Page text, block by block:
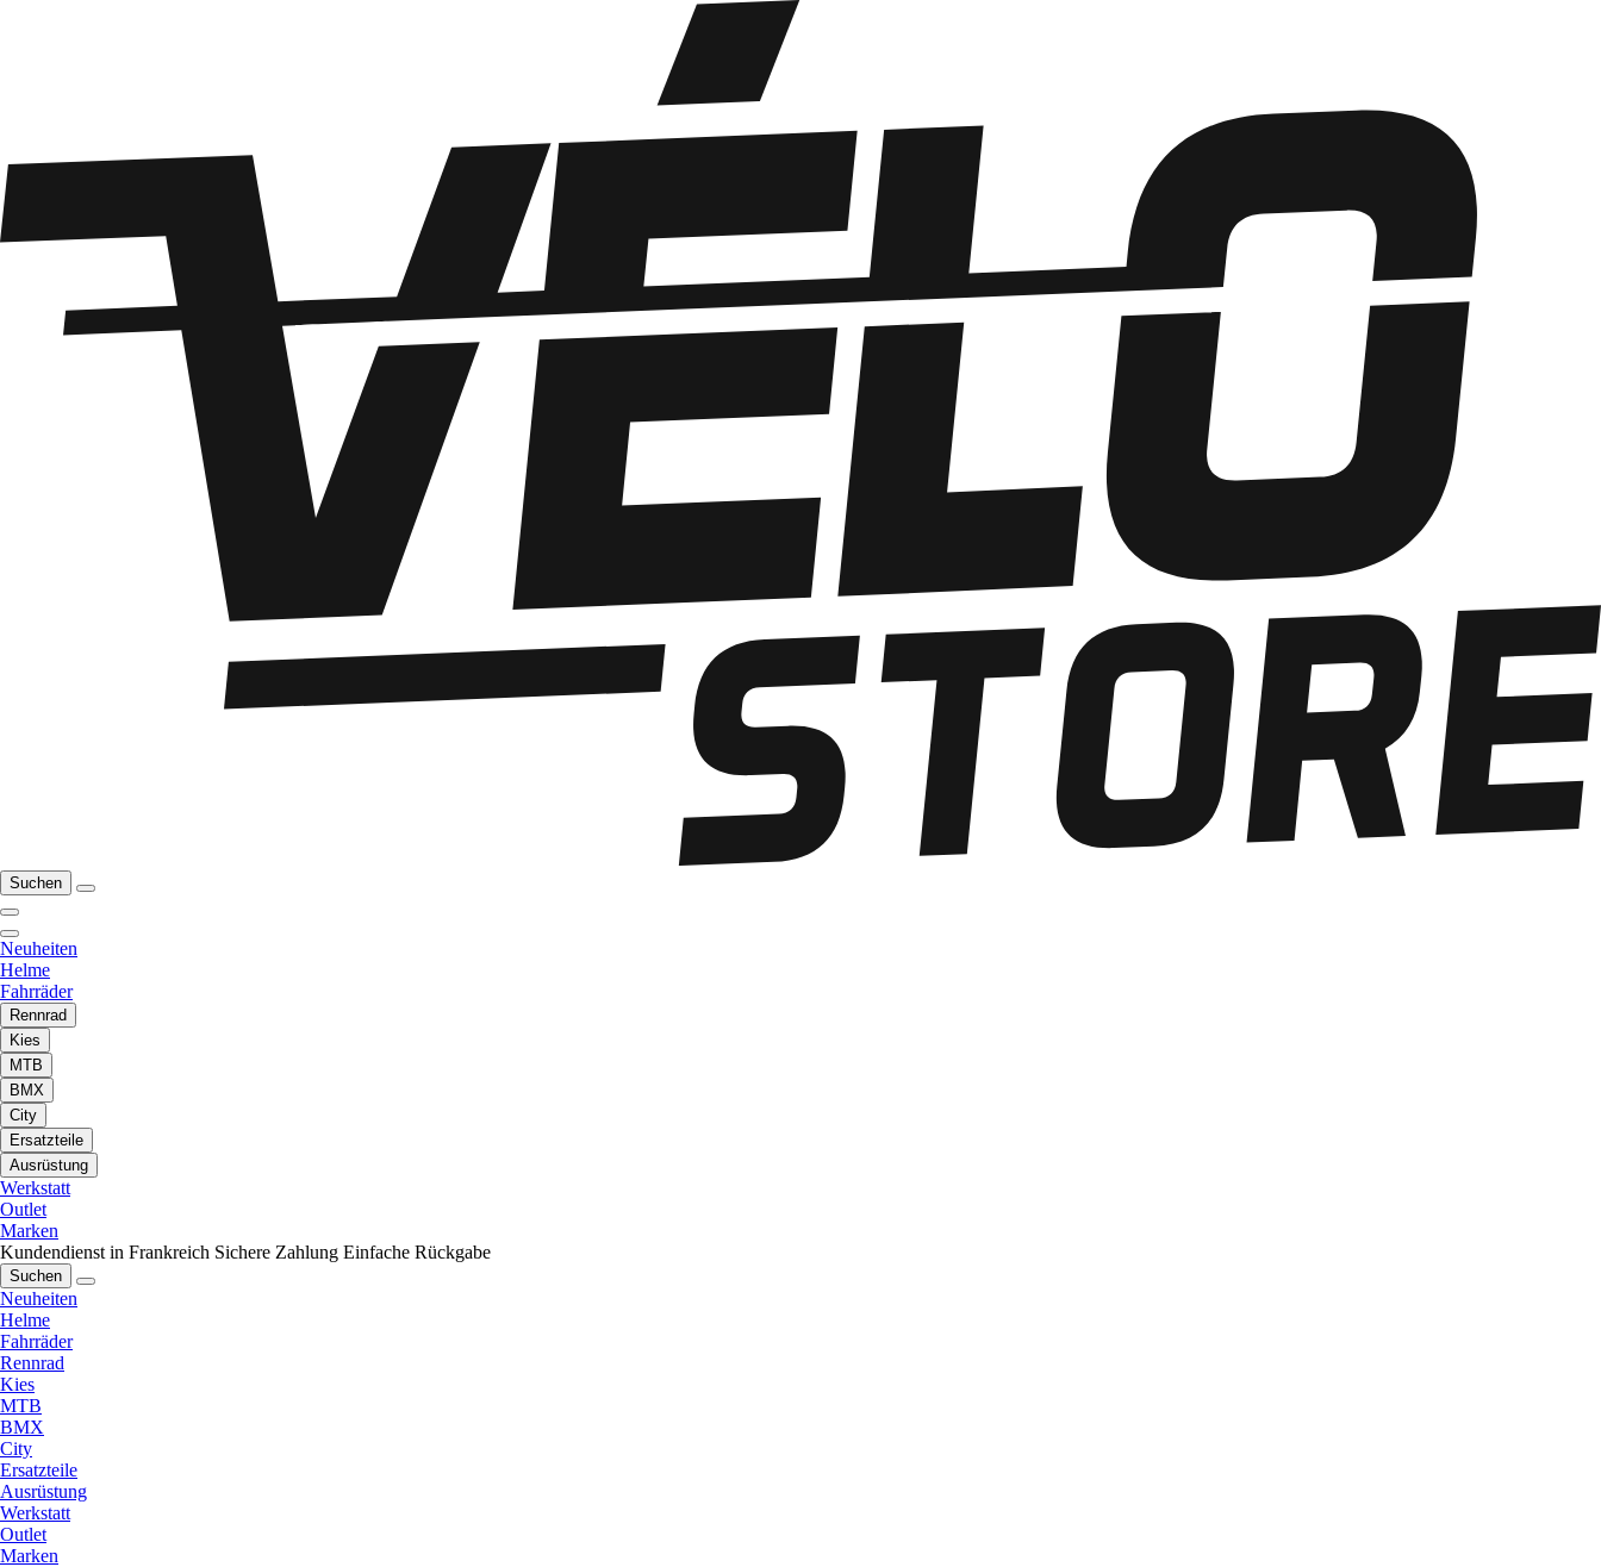
Suchen
Neuheiten
Helme
Fahrräder
Rennrad
Kies
MTB
BMX
City
Ersatzteile
Ausrüstung
Werkstatt
Outlet
Marken
Kundendienst in Frankreich Sichere Zahlung Einfache Rückgabe
Suchen
Neuheiten
Helme
Fahrräder
Rennrad
Kies
MTB
BMX
City
Ersatzteile
Ausrüstung
Werkstatt
Outlet
Marken